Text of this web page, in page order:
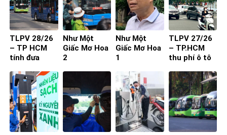
TLPV 28/26
– TP HCM
tính đưa
vào đường
nhỏ, khu dân
cư
Như Một
Giấc Mơ Hoa
2
Như Một
Giấc Mơ Hoa
1
TLPV 27/26
– TP.HCM
thu phí ô tô
tâm: Làm
sao để người
dân đồng
thuận?